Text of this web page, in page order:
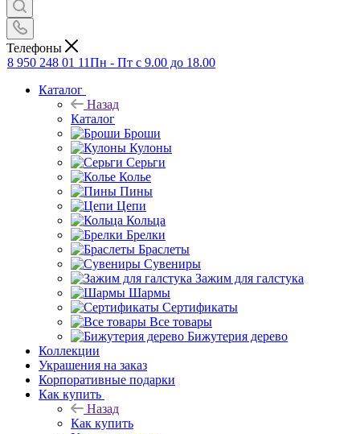
Телефоны
8 950 248 01 11Пн - Пт с 9.00 до 18.00
Каталог
Назад
Каталог
Броши
Кулоны
Серьги
Колье
Пины
Цепи
Кольца
Брелки
Браслеты
Сувениры
Зажим для галстука
Шармы
Сертификаты
Все товары
Бижутерия дерево
Коллекции
Украшения на заказ
Корпоративные подарки
Как купить
Назад
Как купить